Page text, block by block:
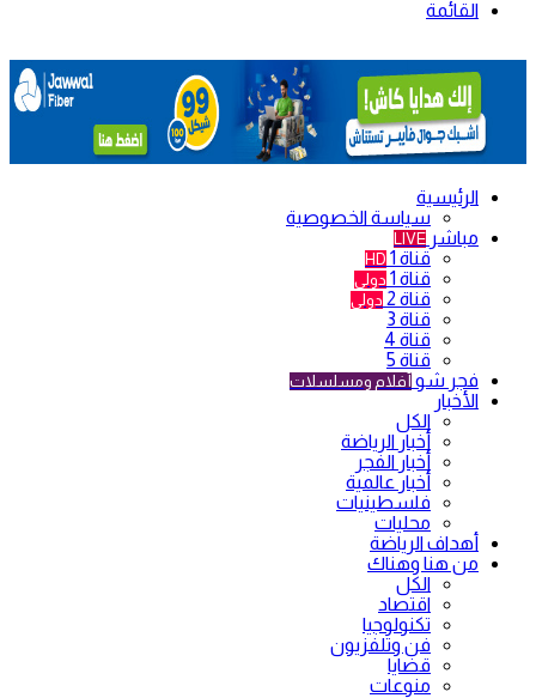
القائمة
الرئيسية
سياسة الخصوصية
مباشر LIVE
قناة 1 HD
قناة 1 دولي
قناة 2 دولي
قناة 3
قناة 4
قناة 5
فجر شو أفلام ومسلسلات
الأخبار
الكل
أخبار الرياضة
أخبار الفجر
أخبار عالمية
فلسطينيات
محليات
أهداف الرياضة
من هنا وهناك
الكل
اقتصاد
تكنولوجيا
فن وتلفزيون
قضايا
منوعات